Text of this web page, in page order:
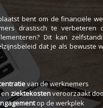
bent om de financiële
drastisch te verbeteren
Dit kan
dat je als bewuste
van de werknemers
en ziektekostenveroorzaakt
op de werkplek